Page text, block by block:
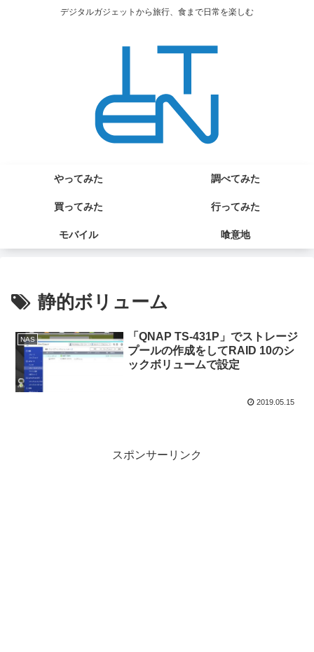
デジタルガジェットから旅行、食まで日常を楽しむ
やってみた 調べてみた
買ってみた 行ってみた
モバイル 喰意地
静的ボリューム
NAS
「QNAP TS-431P」でストレージ
プールの作成をしてRAID 10のシ
ックボリュームで設定
2019.05.15
スポンサーリンク